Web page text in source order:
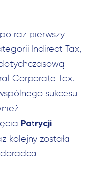
raz pierwszy
Indirect Tax,
Corporate Tax.
sukcesu
Patrycji
kolejny została